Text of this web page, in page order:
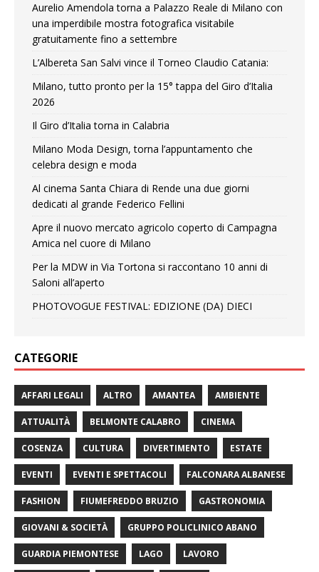
Aurelio Amendola torna a Palazzo Reale di Milano con
una imperdibile mostra fotografica visitabile
gratuitamente fino a settembre
L’Albereta San Salvi vince il Torneo Claudio Catania:
Milano, tutto pronto per la 15° tappa del Giro d’Italia
2026
Il Giro d’Italia torna in Calabria
Milano Moda Design, torna l’appuntamento che
celebra design e moda
Al cinema Santa Chiara di Rende una due giorni
dedicati al grande Federico Fellini
Apre il nuovo mercato agricolo coperto di Campagna
Amica nel cuore di Milano
Per la MDW in Via Tortona si raccontano 10 anni di
Saloni all’aperto
PHOTOVOGUE FESTIVAL: EDIZIONE (DA) DIECI
CATEGORIE
AFFARI LEGALI ALTRO AMANTEA AMBIENTE
ATTUALITÀ BELMONTE CALABRO CINEMA
COSENZA CULTURA DIVERTIMENTO ESTATE
EVENTI EVENTI E SPETTACOLI FALCONARA ALBANESE
FASHION FIUMEFREDDO BRUZIO GASTRONOMIA
GIOVANI & SOCIETÀ GRUPPO POLICLINICO ABANO
GUARDIA PIEMONTESE LAGO LAVORO